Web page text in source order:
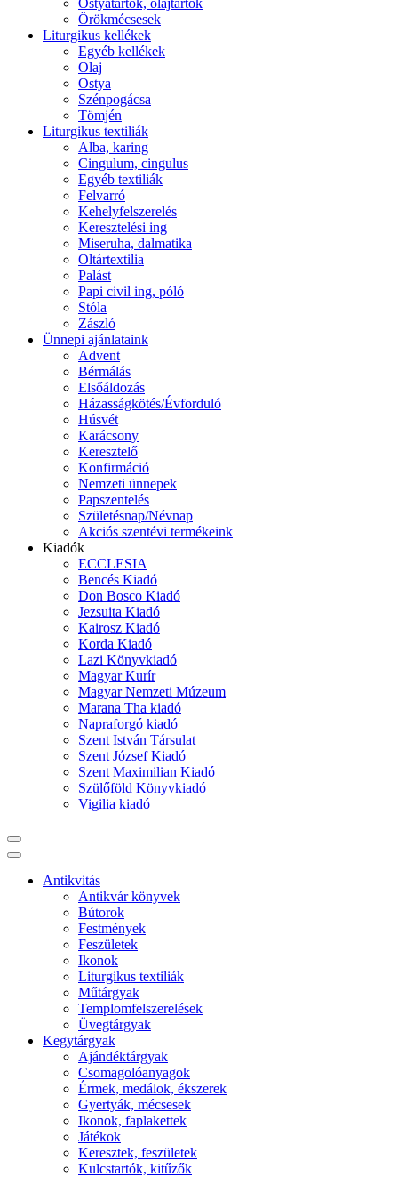
Örökmécsesek
Liturgikus kellékek
Egyéb kellékek
Olaj
Ostya
Szénpogácsa
Tömjén
Liturgikus textiliák
Alba, karing
Cingulum, cingulus
Egyéb textiliák
Felvarró
Kehelyfelszerelés
Keresztelési ing
Miseruha, dalmatika
Oltártextilia
Palást
Papi civil ing, póló
Stóla
Zászló
Ünnepi ajánlataink
Advent
Bérmálás
Elsőáldozás
Házasságkötés/Évforduló
Húsvét
Karácsony
Keresztelő
Konfirmáció
Nemzeti ünnepek
Papszentelés
Születésnap/Névnap
Akciós szentévi termékeink
Kiadók
ECCLESIA
Bencés Kiadó
Don Bosco Kiadó
Jezsuita Kiadó
Kairosz Kiadó
Korda Kiadó
Lazi Könyvkiadó
Magyar Kurír
Magyar Nemzeti Múzeum
Marana Tha kiadó
Napraforgó kiadó
Szent István Társulat
Szent József Kiadó
Szent Maximilian Kiadó
Szülőföld Könyvkiadó
Vigilia kiadó
Antikvitás
Antikvár könyvek
Bútorok
Festmények
Feszületek
Ikonok
Liturgikus textiliák
Műtárgyak
Templomfelszerelések
Üvegtárgyak
Kegytárgyak
Ajándéktárgyak
Csomagolóanyagok
Érmek, medálok, ékszerek
Gyertyák, mécsesek
Ikonok, faplakettek
Játékok
Keresztek, feszületek
Kulcstartók, kitűzők